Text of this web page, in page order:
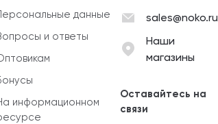
данные
и ответы
информационном
sales@noko.ru
Наши
магазины
Оставайтесь на
связи